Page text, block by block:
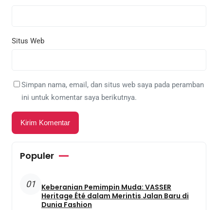
Situs Web
Simpan nama, email, dan situs web saya pada peramban
ini untuk komentar saya berikutnya.
Populer
01
Keberanian Pemimpin Muda: VASSER
Heritage Été dalam Merintis Jalan Baru di
Dunia Fashion